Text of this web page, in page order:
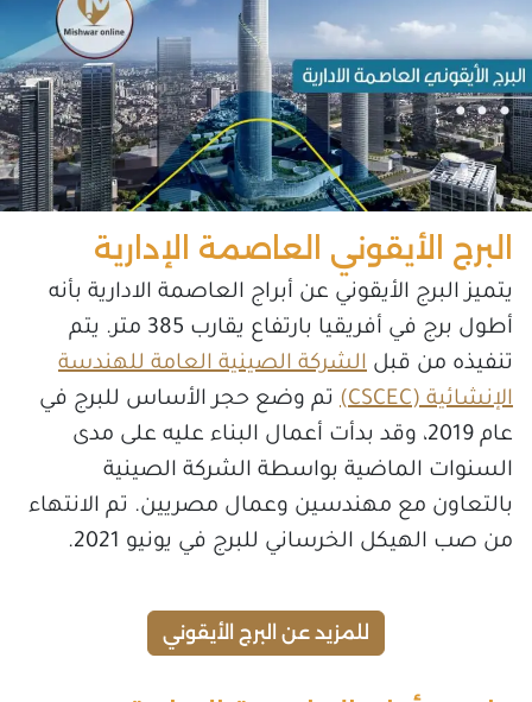
البرج الأيقوني العاصمة الإدارية
يتميز البرج الأيقوني عن أبراج العاصمة الادارية بأنه
أطول برج في أفريقيا بارتفاع يقارب 385 متر. يتم
تنفيذه من قبل الشركة الصينية العامة للهندسة
الإنشائية (CSCEC)
تم وضع حجر الأساس للبرج في
عام 2019، وقد بدأت أعمال البناء عليه على مدى
السنوات الماضية بواسطة الشركة الصينية
بالتعاون مع مهندسين وعمال مصريين. تم الانتهاء
من صب الهيكل الخرساني للبرج في يونيو 2021.
للمزيد عن البرج الأيقوني